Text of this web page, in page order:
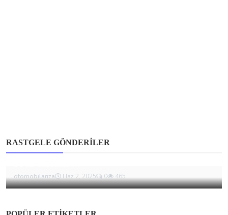
RASTGELE GÖNDERILER
Audi Q5 Arıza Rehberi: Motor, Elektrik ve
otomobilariza Haz 2, 2025 0 465